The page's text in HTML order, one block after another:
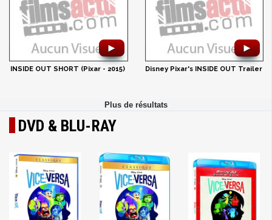
►
INSIDE OUT SHORT (Pixar - 2015)
►
Disney Pixar's INSIDE OUT Trailer
DVD & BLU-RAY